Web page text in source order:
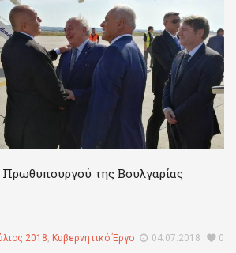
της Βουλγαρίας
2018, Κυβερνητικό Έργο 04.07.2018 0